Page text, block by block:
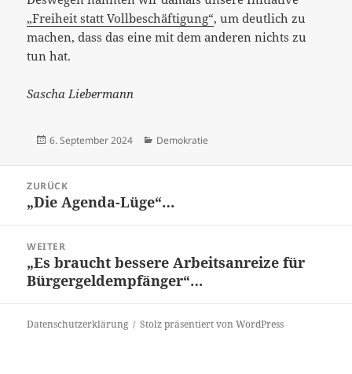
„Freiheit statt Vollbeschäftigung“, um deutlich zu
machen, dass das eine mit dem anderen nichts zu
tun hat.
Sascha Liebermann
Veröffentlicht
6. September 2024 Kategorien
Demokratie
Navigation
ZURÜCK
Vorheriger
„Die Agenda-Lüge“…
WEITER
Nächster
Beitrag:
„Es braucht bessere Arbeitsanreize für
Bürgergeldempfänger“…
Datenschutzerklärung Stolz präsentiert von WordPress